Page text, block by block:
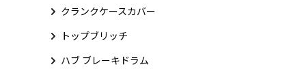
クランクケースカバー
トップブリッチ
ハブ ブレーキドラム